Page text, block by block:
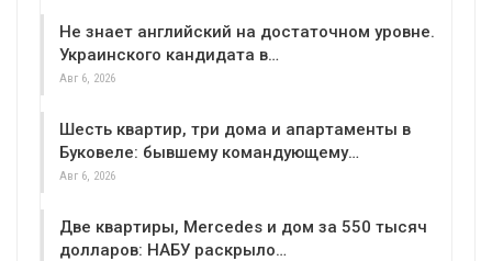
Не знает английский на достаточном уровне.
Украинского кандидата в…
Авг 6, 2026
Шесть квартир, три дома и апартаменты в
Буковеле: бывшему командующему…
Авг 6, 2026
Две квартиры, Mercedes и дом за 550 тысяч
долларов: НАБУ раскрыло…